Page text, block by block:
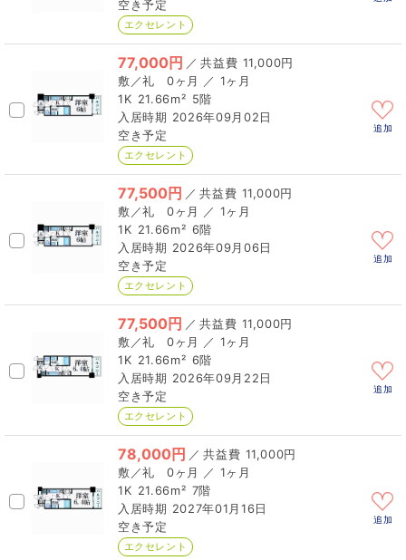
空き予定
エクセレント
77,000円 ／
11,000円
0ヶ月 ／ 1ヶ月
1K 21.66m² 5階
2026年09月02日
空き予定
エクセレント
追加
77,500円 ／
11,000円
0ヶ月 ／ 1ヶ月
1K 21.66m² 6階
2026年09月06日
空き予定
エクセレント
追加
77,500円 ／
11,000円
0ヶ月 ／ 1ヶ月
1K 21.66m² 6階
2026年09月22日
空き予定
エクセレント
追加
78,000円 ／
11,000円
0ヶ月 ／ 1ヶ月
1K 21.66m² 7階
2027年01月16日
空き予定
エクセレント
追加